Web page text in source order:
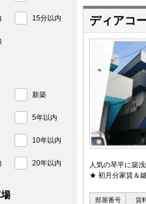
ディアコ
人気の琴平に築
★ 初月分家賃＆
部屋番号 賃
15分以内
新築
5年以内
10年以内
20年以内